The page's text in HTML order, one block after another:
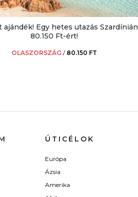
ajándék! Egy hetes utazás Szardínián
80.150 Ft-ért!
OLASZORSZÁG / 80.150 FT
ÚTICÉLOK
Európa
Ázsia
Amerika